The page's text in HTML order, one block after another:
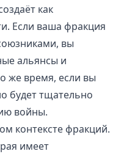
как
Если ваша фракция
вы
альянсы и
же время, если вы
будет тщательно
войны.
контексте фракций.
имеет